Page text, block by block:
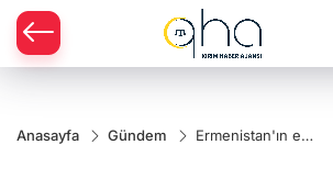
Anasayfa Gündem
Ermenistan'ın eski